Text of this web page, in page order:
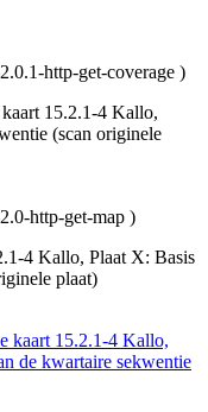
http-get-coverage )
15.2.1-4 Kallo,
(scan originele
http-get-map )
4 Kallo, Plaat X: Basis
plaat)
kaart 15.2.1-4 Kallo,
de kwartaire sekwentie